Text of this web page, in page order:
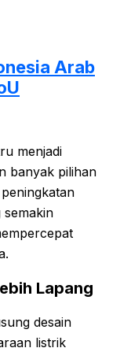
Arab
menjadi
banyak pilihan
Lapang
desain
listrik